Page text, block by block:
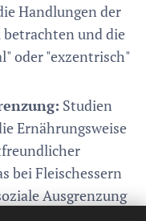
Handlungen der
und die
oder "exzentrisch"
Studien
Ernährungsweise
bei Fleischessern
Ausgrenzung